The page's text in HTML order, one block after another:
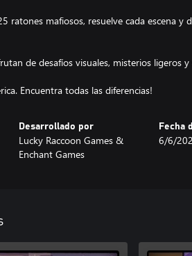
ratones mafiosos, resuelve cada escena y
de desafíos visuales, misterios ligeros
Encuentra todas las diferencias!
Desarrollado por
Lucky Raccoon Games &
Enchant Games
Fecha
6/6/